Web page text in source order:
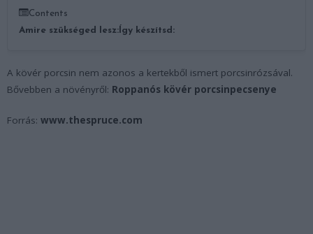
Contents
Amire szükséged lesz: Így készítsd:
A kövér porcsin nem azonos a kertekből ismert porcsinrózsával.
Bővebben a növényről: Roppanós kövér porcsinpecsenye
Forrás: www.thespruce.com